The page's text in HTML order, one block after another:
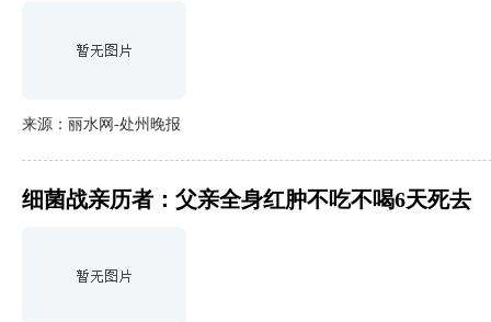
来源：丽水网-处州晚报
细菌战亲历者：父亲全身红肿不吃不喝6天死去